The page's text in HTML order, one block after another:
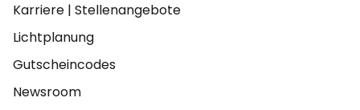
Karriere | Stellenangebote
Lichtplanung
Gutscheincodes
Newsroom